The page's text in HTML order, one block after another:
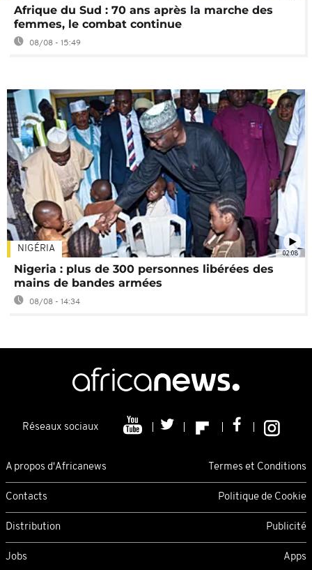
Afrique du Sud : 70 ans après la marche des
femmes, le combat continue
08/08 - 15:49
02:08
NIGÉRIA
Nigeria : plus de 300 personnes libérées des
mains de bandes armées
08/08 - 14:34
Réseaux sociaux
A propos d'Africanews Termes et Conditions
Contacts Politique de Cookie
Distribution Publicité
Jobs Apps